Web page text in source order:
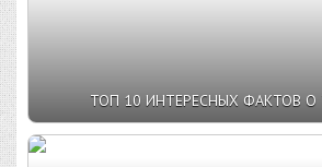
ТОП 10 ИНТЕРЕСНЫХ ФАКТОВ О